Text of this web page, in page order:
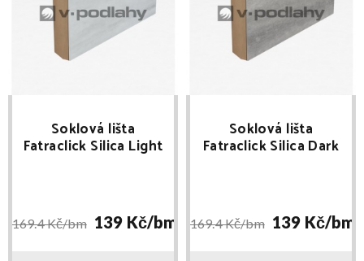
Soklová lišta
Fatraclick Silica Light
169.4 Kč/bm 139 Kč/bm
Soklová lišta
Fatraclick Silica Dark
169.4 Kč/bm 139 Kč/bm